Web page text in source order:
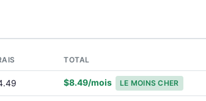
TOTAL
$8.49/mois LE MOINS CHER